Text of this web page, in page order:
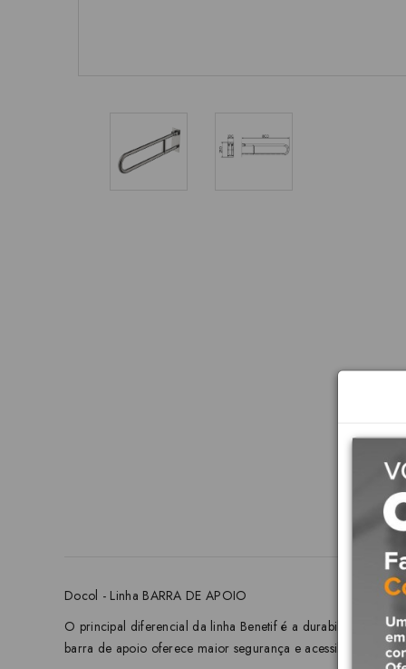
Docol - Linha BARRA DE APOIO
O principal diferencial da linha Benetif é a durabilidade para
barra de apoio oferece maior segurança e acessibilidade